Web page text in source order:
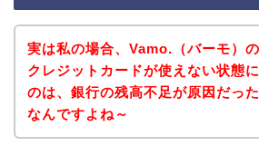
実は私の場合、Vamo.（バーモ）
クレジットカードが使えない状態
のは、銀行の残高不足が原因だっ
なんですよね～